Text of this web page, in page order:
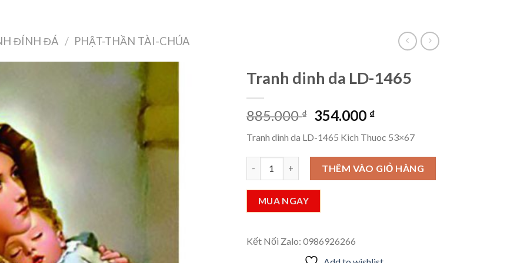
ĐÍNH ĐÁ / PHẬT-THẦN TÀI-CHÚA
Tranh dinh da LD-1465
885.000₫ Giá
là:
885.000 ₫.
354.000 ₫Giá
tại
là:
354.000 ₫.
Tranh dinh da LD-1465 Kich Thuoc 53×67
Tranh dinh da LD-1465 số lượngTHÊM VÀO GIỎ HÀNG
MUA NGAY
Kết Nối Zalo: 0986926266